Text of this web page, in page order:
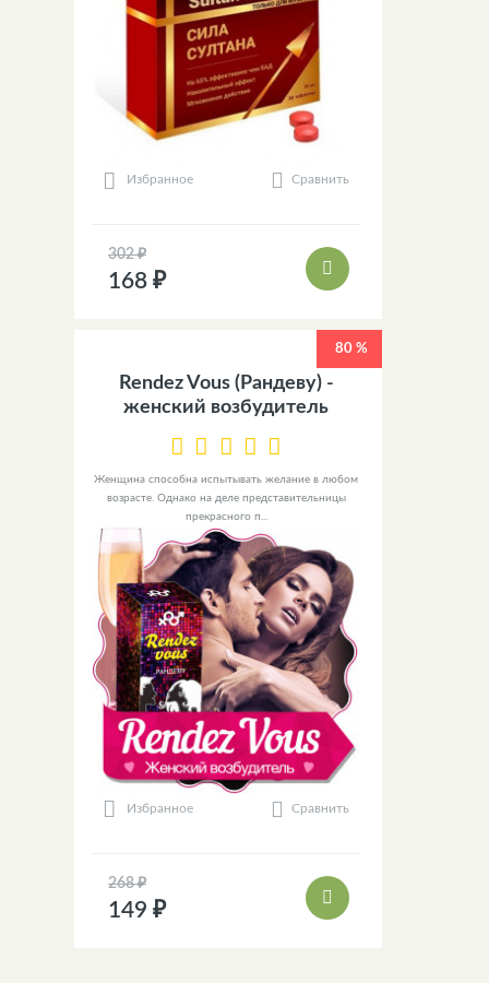
Избранное Сравнить
302 ₽
168 ₽
80 %
Rendez Vous (Рандеву) -
женский возбудитель
Женщина способна испытывать желание в любом
возрасте. Однако на деле представительницы
прекрасного п...
Избранное Сравнить
268 ₽
149 ₽